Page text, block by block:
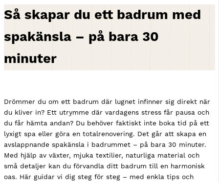
i
kundvagnen
Så skapar du ett badrum med
spakänsla – på bara 30
minuter
Drömmer du om ett badrum där lugnet infinner sig direkt när
du kliver in? Ett utrymme där vardagens stress får pausa och
du får hämta andan? Du behöver faktiskt inte boka tid på ett
lyxigt spa eller göra en totalrenovering. Det går att skapa en
avslappnande spakänsla i badrummet – på bara 30 minuter.
Med hjälp av växter, mjuka textilier, naturliga material och
små detaljer kan du förvandla ditt badrum till en harmonisk
oas. Här guidar vi dig steg för steg – med enkla tips och